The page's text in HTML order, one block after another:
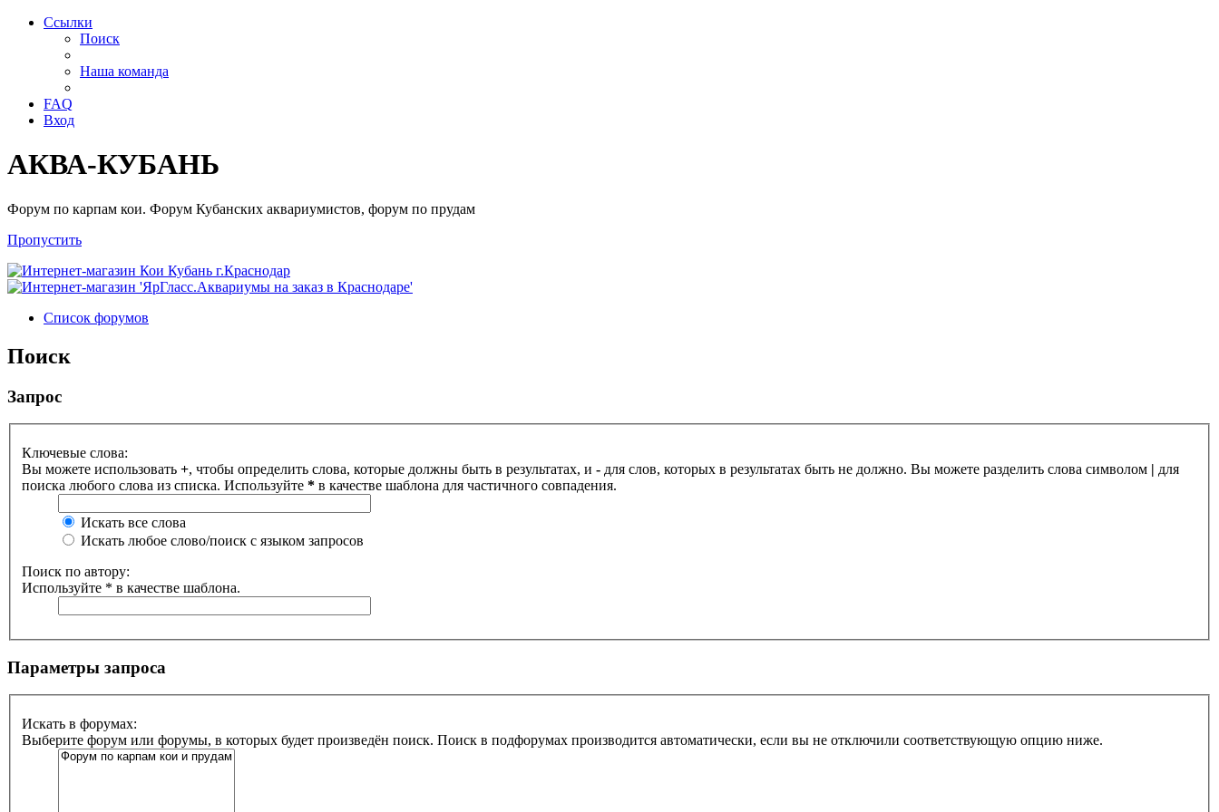
Ссылки
Поиск
Наша команда
FAQ
Вход
АКВА-КУБАНЬ
Форум по карпам кои. Форум Кубанских аквариумистов, форум по прудам
Пропустить
Список форумов
Поиск
Запрос
Ключевые слова:
Вы можете использовать +, чтобы определить слова, которые должны быть в результатах, и - для слов, которых в результатах быть не должно. Вы можете разделить слова символом | для
поиска любого слова из списка. Используйте * в качестве шаблона для частичного совпадения.
Искать все слова
Искать любое слово/поиск с языком запросов
Поиск по автору:
Используйте * в качестве шаблона.
Параметры запроса
Искать в форумах:
Выберите форум или форумы, в которых будет произведён поиск. Поиск в подфорумах производится автоматически, если вы не отключили соответствующую опцию ниже.